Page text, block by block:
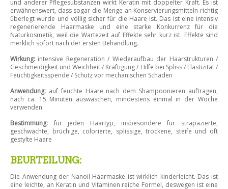
und anderer Pflegesubstanzen wirkt Keratin mit doppelter Kraft. Es ist
erwähnenswert, dass sogar die Menge an Konservierungsmitteln richtig
überlegt wurde und völlig sicher für die Haare ist. Das ist eine intensiv
regenerierende Haarmaske und eine starke Konkurrenz für die
Naturkosmetik, weil die Wartezeit auf Effekte sehr kurz ist. Effekte sind
merklich sofort nach der ersten Behandlung.
Wirkung: intensive Regeneration / Wiederaufbau der Haarstrukturen /
Geschmeidigkeit und Weichheit / Kräftigung / Hilfe bei Spliss / Elastizität /
Feuchtigkeitsspende / Schutz vor mechanischen Schäden
Anwendung: auf feuchte Haare nach dem Shampoonieren auftragen,
nach ca. 15 Minuten auswaschen, mindestens einmal in der Woche
verwenden
Bestimmung: für jeden Haartyp, insbesondere für strapazierte,
geschwächte, brüchige, colorierte, splissige, trockene, steife und oft
gestylte Haare
BEURTEILUNG:
Die Anwendung der Nanoil Haarmaske ist wirklich kinderleicht. Das ist
eine leichte, an Keratin und Vitaminen reiche Formel, deswegen ist eine